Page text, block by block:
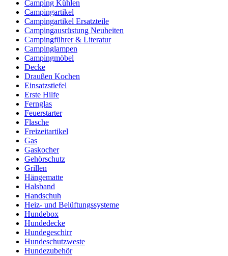
Camping Kühlen
Campingartikel
Campingartikel Ersatzteile
Campingausrüstung Neuheiten
Campingführer & Literatur
Campinglampen
Campingmöbel
Decke
Draußen Kochen
Einsatzstiefel
Erste Hilfe
Fernglas
Feuerstarter
Flasche
Freizeitartikel
Gas
Gaskocher
Gehörschutz
Grillen
Hängematte
Halsband
Handschuh
Heiz- und Belüftungssysteme
Hundebox
Hundedecke
Hundegeschirr
Hundeschutzweste
Hundezubehör